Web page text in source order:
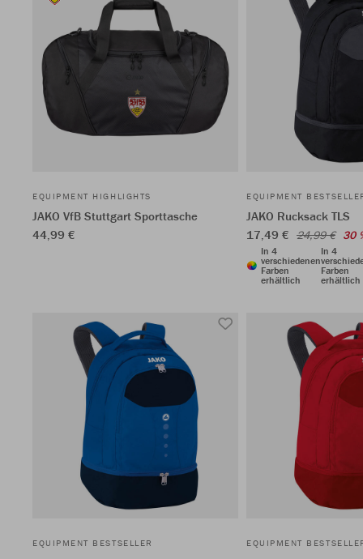
EQUIPMENT HIGHLIGHTS
JAKO VfB Stuttgart Sporttasche
44,99 €
EQUIPMENT
JAKO Rucksack TLS
17,49 € 24,99 € 30
In 4
verschiedenen
Farben
erhältlich
In 4
Farben
erhältlich
EQUIPMENT BESTSELLER EQUIPMENT